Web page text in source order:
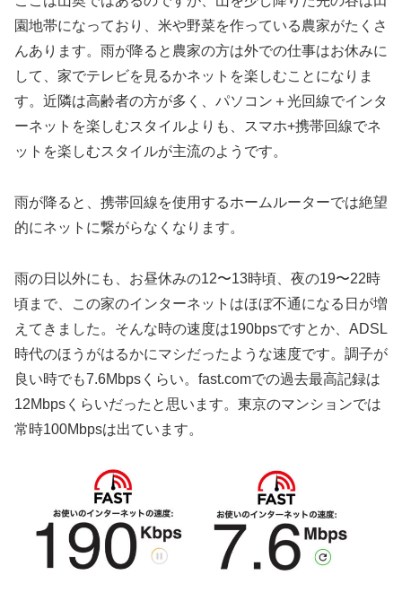
園地帯になっており、米や野菜を作っている農家がたくさ
んあります。雨が降ると農家の方は外での仕事はお休みに
して、家でテレビを見るかネットを楽しむことになりま
す。近隣は高齢者の方が多く、パソコン＋光回線でインタ
ーネットを楽しむスタイルよりも、スマホ+携帯回線でネ
ットを楽しむスタイルが主流のようです。
雨が降ると、携帯回線を使用するホームルーターでは絶望
的にネットに繋がらなくなります。
雨の日以外にも、お昼休みの12〜13時頃、夜の19〜22時
頃まで、この家のインターネットはほぼ不通になる日が増
えてきました。そんな時の速度は190bpsですとか、ADSL
時代のほうがはるかにマシだったような速度です。調子が
良い時でも7.6Mbpsくらい。fast.comでの過去最高記録は
12Mbpsくらいだったと思います。東京のマンションでは
常時100Mbpsは出ています。